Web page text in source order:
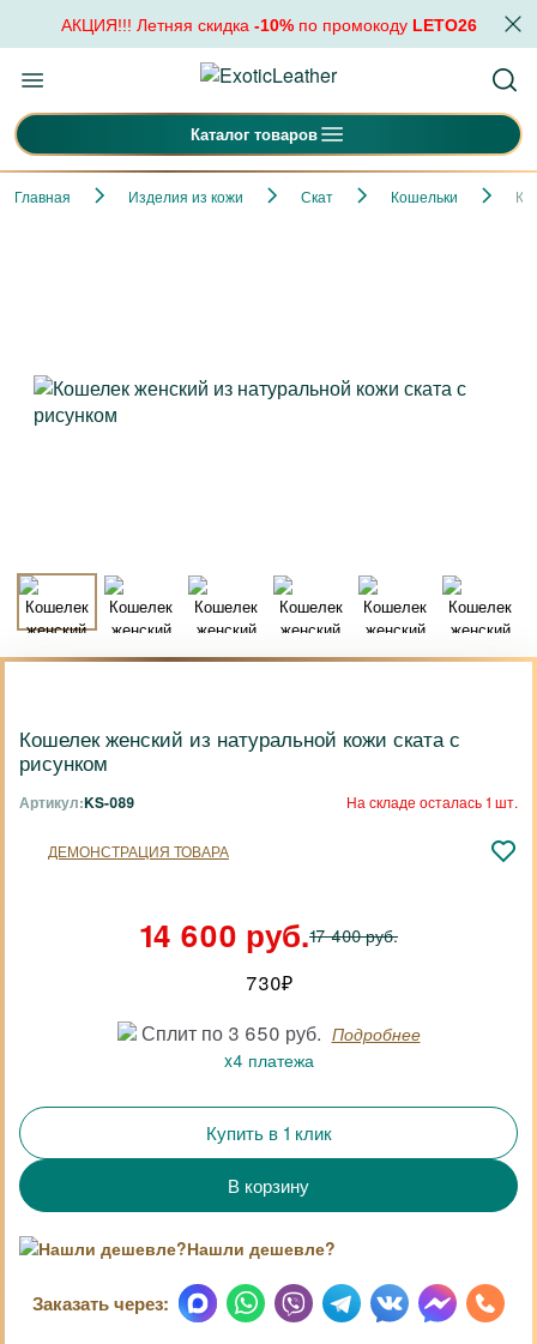
АКЦИЯ!!! Летняя скидка -10%по промокоду LETO26
Каталог товаров
Главная Изделия из кожи Скат Кошельки
Кошелек женский из натуральной кожи ската с
рисунком
Артикул:KS-089 На складе осталась 1 шт.
ДЕМОНСТРАЦИЯ ТОВАРА
14 600 руб.17 400 руб.
730₽
Сплит по 3 650 руб. Подробнее
x4 платежа
Купить в 1 клик
Нашли дешевле?
Заказать через: